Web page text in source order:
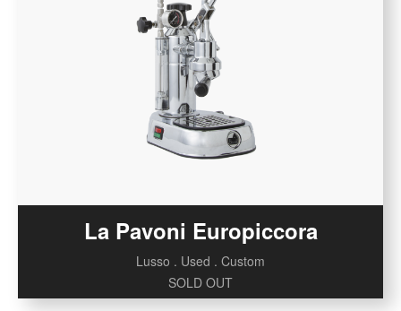
La Pavoni Europiccora
Lusso . Used . Custom
SOLD OUT